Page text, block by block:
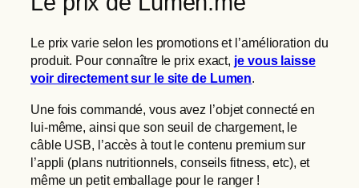
Le prix varie selon les promotions et l’amélioration du
produit. Pour connaître le prix exact, je vous laisse
voir directement sur le site de Lumen.
Une fois commandé, vous avez l’objet connecté en
lui-même, ainsi que son seuil de chargement, le
câble USB, l’accès à tout le contenu premium sur
l’appli (plans nutritionnels, conseils fitness, etc), et
même un petit emballage pour le ranger !